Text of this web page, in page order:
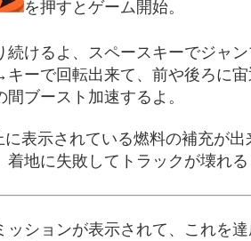
を押すとゲーム開始。
続けるよ、スペースキーでジャ
ーで回転出来て、前や後ろに宙
ブースト加速するよ。
表示されている燃料の補充が出
地に失敗してトラックが壊れ
ッションが表示されて、これを